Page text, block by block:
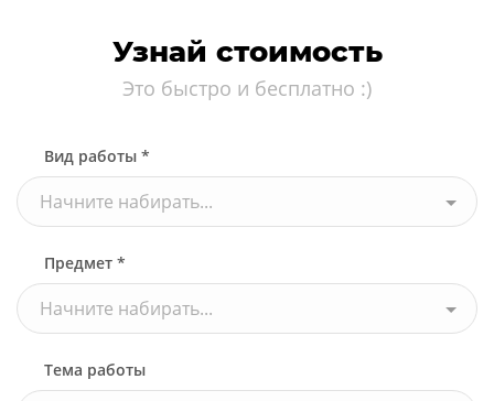
Узнай стоимость
Это быстро и бесплатно :)
Вид работы *
Начните набирать...
Предмет *
Начните набирать...
Тема работы